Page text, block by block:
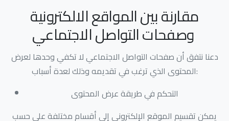
مقارنة بين المواقع الالكترونية
دعنا نتفق أن صفحات التواصل الاجتماعي لا تكفي وحدها لعرض
المحتوى الذي ترغب في تقديمه وذلك لعدة أسباب:
التحكم في طريقة عرض المحتوى
يمكن تقسيم الموقع الإلكتروني إلى أقسام مختلفة على حسب